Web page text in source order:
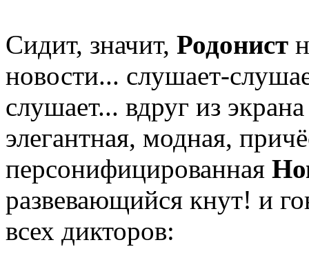
Сидит, значит, Родонист
новости... слушает-
слушает... вдруг из
элегантная, модная,
персонифицированная
развевающийся кнут! и
всех дикторов: